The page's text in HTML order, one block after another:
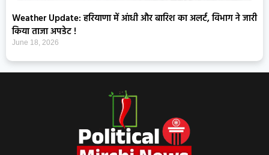
Weather Update: हरियाणा में आंधी और बारिश का अलर्ट, विभाग ने जारी
किया ताजा अपडेट !
June 18, 2026